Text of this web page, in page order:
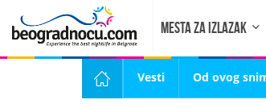
MESTA ZA IZLAZAK
Vesti Od ovog